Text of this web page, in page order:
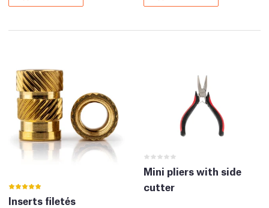
Inserts filetés
Mini pliers with side
cutter